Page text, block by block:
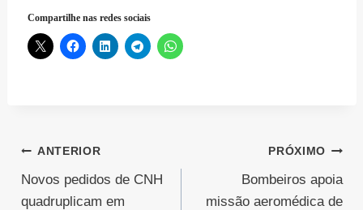
Compartilhe nas redes sociais
Navegação
de
ANTERIOR
Novos pedidos de CNH
quadruplicam em
PRÓXIMO
Bombeiros apoia
missão aeromédica de